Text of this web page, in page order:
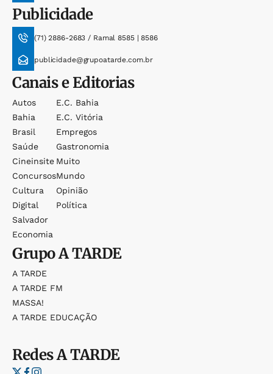
Publicidade
(71) 2886-2683 / Ramal 8585 | 8586
publicidade@grupoatarde.com.br
Canais e Editorias
Autos
Bahia
Brasil
Saúde
Cineinsite
Concursos
Cultura
Digital
Salvador
Economia
E.c. Bahia
E.c. Vitória
Empregos
Gastronomia
Muito
Mundo
Opinião
Política
GrupoA TARDE
A TARDE
A TARDE FM
MASSA!
A TARDE EDUCAÇÃO
RedesA TARDE